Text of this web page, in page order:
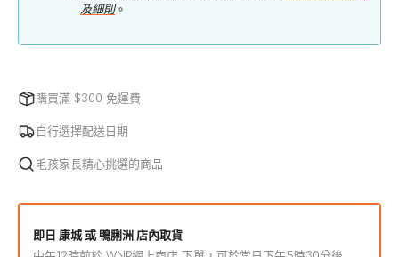
及細則。
購買滿 $300 免運費
自行選擇配送日期
毛孩家長精心挑選的商品
即日 康城 或 鴨脷洲 店內取貨